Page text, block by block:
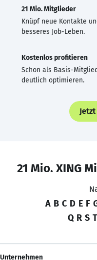
21 Mio. Mitglieder
Knüpf neue Kontakte
besseres Job-Leben.
Kostenlos profitieren
Schon als Basis-
deutlich optimieren.
21 Mio. XING
A B C D E F
Q R S T
Unternehmen